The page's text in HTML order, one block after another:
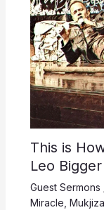
This is
Leo Bigger
Guest Sermons
Miracle